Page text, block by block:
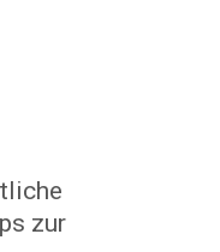
zur